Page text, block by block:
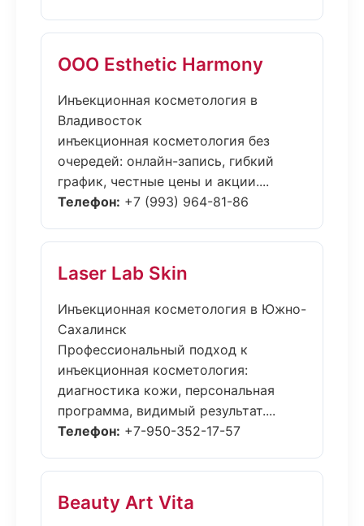
ООО Esthetic Harmony
Инъекционная косметология в
Владивосток
инъекционная косметология без
очередей: онлайн-запись, гибкий
график, честные цены и акции....
Телефон: +7 (993) 964-81-86
Laser Lab Skin
Инъекционная косметология в Южно-
Сахалинск
Профессиональный подход к
инъекционная косметология:
диагностика кожи, персональная
программа, видимый результат....
Телефон: +7-950-352-17-57
Beauty Art Vita